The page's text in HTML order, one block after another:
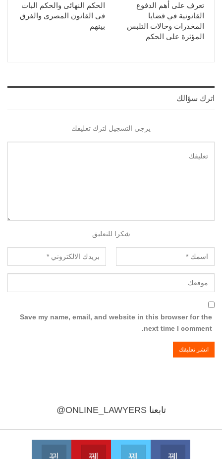
تعرف على أهم الدفوع
القانونية في قضايا
المخدرات وحالات التلبس
المؤثرة على الحكم
الحكم النهائى والحكم البات
فى القانون المصرى والفرق
بينهم
اترك سؤالك
يرجي التسجيل لترك تعليقك
شكرا للتعليق
Save my name, email, and website in this browser for the
next time I comment.
تابعنا@ONLINE_LAWYERS
Facebook
Twitter
Youtube